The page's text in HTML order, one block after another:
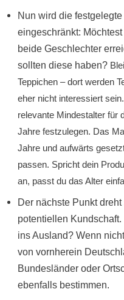
Nun wird die
eingeschränkt:
beide Geschlechter
sollten diese haben?
Teppichen – dort werden
eher nicht interessiert
relevante Mindestalter für
Jahre festzulegen. Das
Jahre und aufwärts
passen. Spricht dein
an, passt du das Alter
Der nächste Punkt
potentiellen
ins Ausland? Wenn
von vornherein
Bundesländer oder
ebenfalls bestimmen.